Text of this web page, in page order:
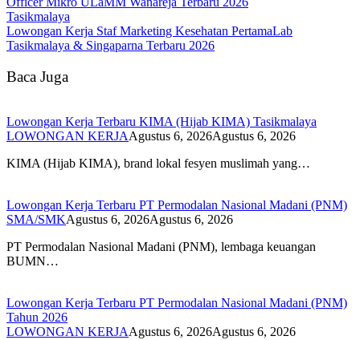
Tasikmalaya
Lowongan Kerja Staf Marketing Kesehatan PertamaLab
Tasikmalaya & Singaparna Terbaru 2026
Baca Juga
Lowongan Kerja Terbaru KIMA (Hijab KIMA) Tasikmalaya
LOWONGAN KERJAAgustus 6, 2026Agustus 6, 2026
KIMA (Hijab KIMA), brand lokal fesyen muslimah yang…
Lowongan Kerja Terbaru PT Permodalan Nasional Madani (PNM)
SMA/SMKAgustus 6, 2026Agustus 6, 2026
PT Permodalan Nasional Madani (PNM), lembaga keuangan
BUMN…
Lowongan Kerja Terbaru PT Permodalan Nasional Madani (PNM)
Tahun 2026
LOWONGAN KERJAAgustus 6, 2026Agustus 6, 2026